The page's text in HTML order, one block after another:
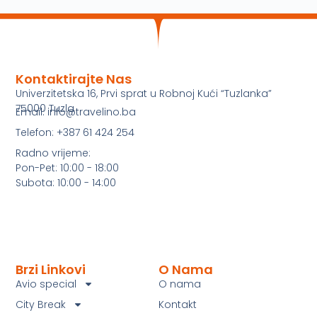
O Nama
O nama
Kontakt
Brzi Linkovi
Avio special
City Break
Kontaktirajte Nas
Univerzitetska 16, Prvi sprat u Robnoj Kući “Tuzlanka”
75000 Tuzla
Email: info@travelino.ba
Telefon: +387 61 424 254
Radno vrijeme:
Pon-Pet: 10:00 - 18:00
Subota: 10:00 - 14:00